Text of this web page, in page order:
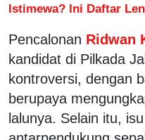
Istimewa? Ini Daftar
Pencalonan Ridwan
kandidat di Pilkada
kontroversi, dengan
berupaya
lalunya. Selain itu,